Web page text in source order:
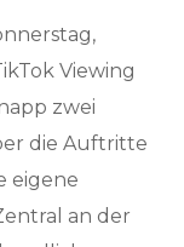
Viewing
zwei
die Auftritte
eigene
an der